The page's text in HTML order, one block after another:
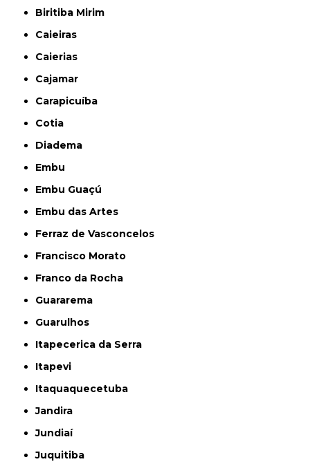
Biritiba Mirim
Caieiras
Caierias
Cajamar
Carapicuíba
Cotia
Diadema
Embu
Embu Guaçú
Embu das Artes
Ferraz de Vasconcelos
Francisco Morato
Franco da Rocha
Guararema
Guarulhos
Itapecerica da Serra
Itapevi
Itaquaquecetuba
Jandira
Jundiaí
Juquitiba